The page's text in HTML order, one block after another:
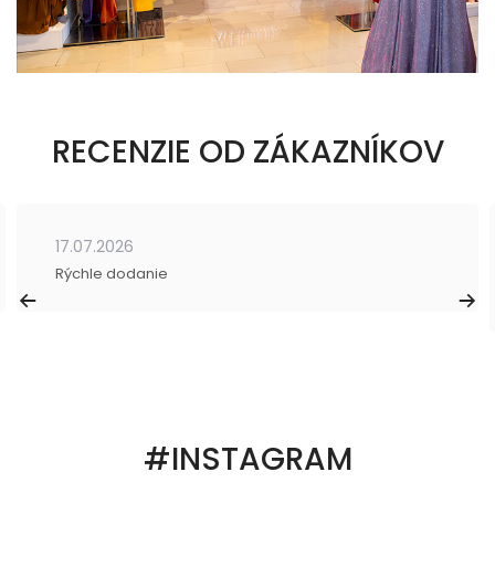
RECENZIE OD ZÁKAZNÍKOV
17.07.2026
Rýchle dodanie
#INSTAGRAM